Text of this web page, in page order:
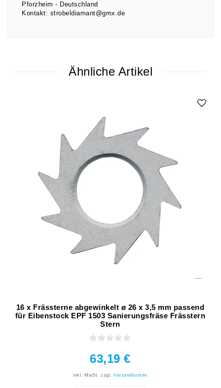
Pforzheim
Deutschland
Kontakt: strobeldiamant@gmx.de
Ähnliche Artikel
16 x Frässterne abgewinkelt ø 26 x 3,5 mm passend
für Eibenstock EPF 1503 Sanierungsfräse Frässtern
Stern
63,19 €
inkl. MwSt. zzgl.Versandkosten